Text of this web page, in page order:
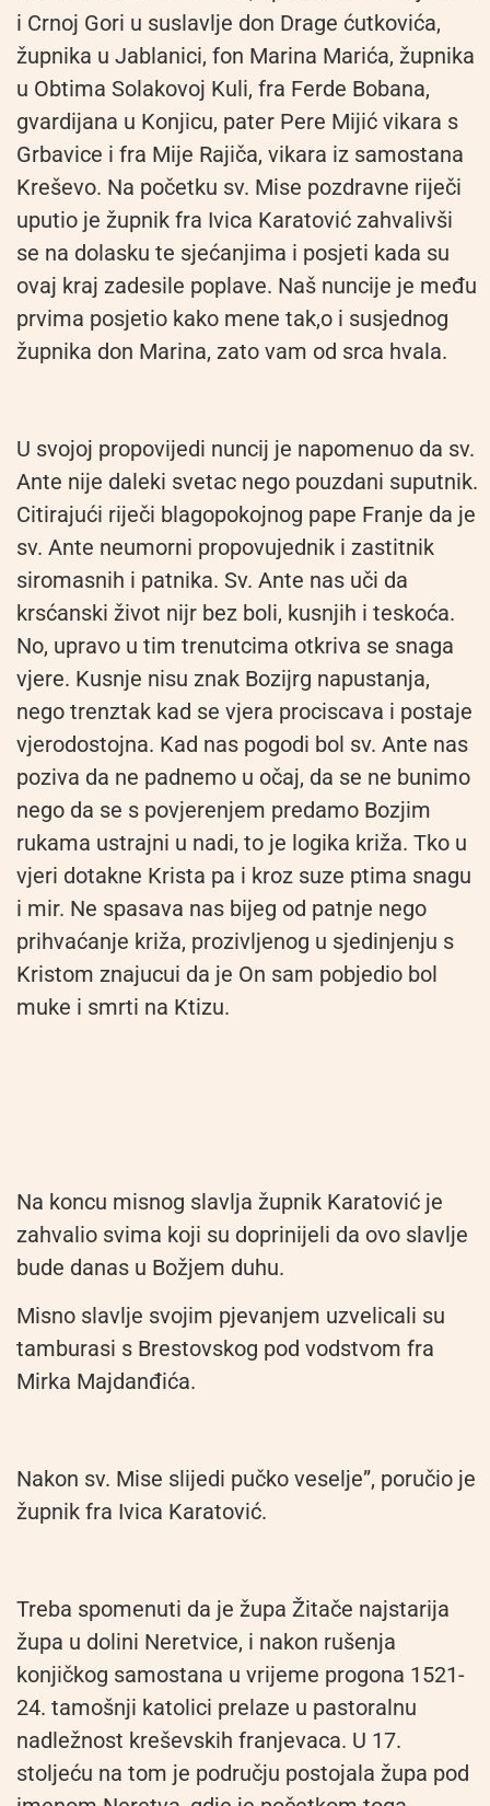
i Crnoj Gori u suslavlje don Drage ćutkovića,
župnika u Jablanici, fon Marina Marića, župnika
u Obtima Solakovoj Kuli, fra Ferde Bobana,
gvardijana u Konjicu, pater Pere Mijić vikara s
Grbavice i fra Mije Rajiča, vikara iz samostana
Kreševo. Na početku sv. Mise pozdravne riječi
uputio je župnik fra Ivica Karatović zahvalivši
se na dolasku te sjećanjima i posjeti kada su
ovaj kraj zadesile poplave. Naš nuncije je među
prvima posjetio kako mene tak,o i susjednog
župnika don Marina, zato vam od srca hvala.
U svojoj propovijedi nuncij je napomenuo da sv.
Ante nije daleki svetac nego pouzdani suputnik.
Citirajući riječi blagopokojnog pape Franje da je
sv. Ante neumorni propovujednik i zastitnik
siromasnih i patnika. Sv. Ante nas uči da
krsćanski život nijr bez boli, kusnjih i teskoća.
No, upravo u tim trenutcima otkriva se snaga
vjere. Kusnje nisu znak Bozijrg napustanja,
nego trenztak kad se vjera prociscava i postaje
vjerodostojna. Kad nas pogodi bol sv. Ante nas
poziva da ne padnemo u očaj, da se ne bunimo
nego da se s povjerenjem predamo Bozjim
rukama ustrajni u nadi, to je logika križa. Tko u
vjeri dotakne Krista pa i kroz suze ptima snagu
i mir. Ne spasava nas bijeg od patnje nego
prihvaćanje križa, prozivljenog u sjedinjenju s
Kristom znajucui da je On sam pobjedio bol
muke i smrti na Ktizu.
Na koncu misnog slavlja župnik Karatović je
zahvalio svima koji su doprinijeli da ovo slavlje
bude danas u Božjem duhu.
Misno slavlje svojim pjevanjem uzvelicali su
tamburasi s Brestovskog pod vodstvom fra
Mirka Majdanđića.
Nakon sv. Mise slijedi pučko veselje”, poručio je
župnik fra Ivica Karatović.
Treba spomenuti da je župa Žitače najstarija
župa u dolini Neretvice, i nakon rušenja
konjičkog samostana u vrijeme progona 1521-
24. tamošnji katolici prelaze u pastoralnu
nadležnost kreševskih franjevaca. U 17.
stoljeću na tom je području postojala župa pod